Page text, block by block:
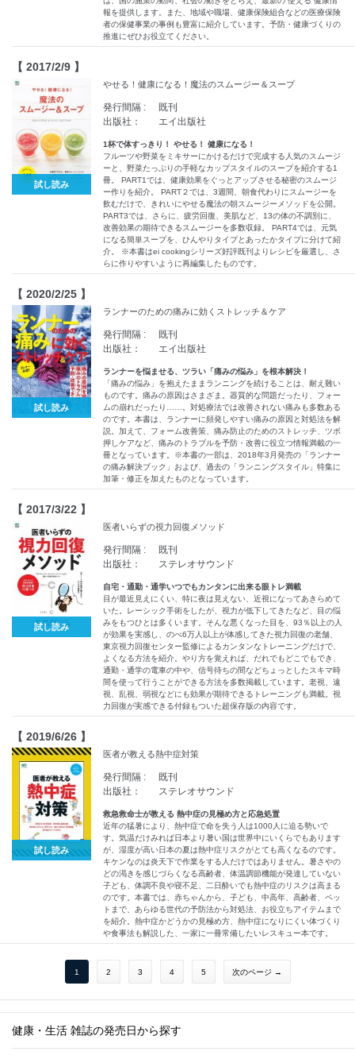
報を提供します。また、地域や職場、健康保険組合などの医療保険
者の保健事業の事例も豊富に紹介しています。予防・健康づくりの
推進にぜひお役立てください。
【 2017/2/9 】
試し読み
やせる！健康になる！魔法のスムージー＆スープ
発行間隔 :
既刊
出版社：
エイ出版社
1杯で体すっきり！ やせる！ 健康になる！
フルーツや野菜をミキサーにかけるだけで完成する人気のスムージ
ーと、野菜たっぷりの手軽なカップスタイルのスープを紹介する1
冊。 PART1では、健康効果をぐっとアップさせる秘密のスムージ
ー作りを紹介。 PART２では、3週間、朝食代わりにスムージーを
飲むだけで、きれいにやせる魔法の朝スムージーメソッドを公開。
PART3では、さらに、疲労回復、美肌など、13の体の不調別に、
改善効果の期待できるスムージーを多数収録。 PART4では、元気
になる簡単スープを、ひんやりタイプとあったかタイプに分けて紹
介。 ※本書はei cookingシリーズ好評既刊よりレシピを厳選し、さ
らに作りやすいように再編集したものです。
【 2020/2/25 】
試し読み
ランナーのための痛みに効くストレッチ＆ケア
発行間隔 :
既刊
出版社：
エイ出版社
ランナーを悩ませる、ツラい「痛みの悩み」を根本解決！
「痛みの悩み」を抱えたままランニングを続けることは、耐え難い
ものです。痛みの原因はさまざま。器質的な問題だったり、フォー
ムの崩れだったり……。対処療法では改善されない痛みも多数ある
のです。本書は、ランナーに頻発しやすい痛みの原因と対処法を解
説。加えて、フォーム改善策、痛み防止のためのストレッチ、ツボ
押しケアなど、痛みのトラブルを予防・改善に役立つ情報満載の一
冊となっています。※本書の一部は、2018年3月発売の「ランナー
の痛み解決ブック」および、過去の「ランニングスタイル」特集に
加筆・修正を加えたものとなっています。
【 2017/3/22 】
試し読み
医者いらずの視力回復メソッド
発行間隔 :
既刊
出版社：
ステレオサウンド
自宅・通勤・通学いつでもカンタンに出来る眼トレ満載
目が最近見えにくい、特に夜は見えない、近視になってあきらめて
いた。レーシック手術をしたが、視力が低下してきたなど、目の悩
みをもつひとは多くいます。そんな悪くなった目を、93％以上の人
が効果を実感し、のべ6万人以上が体感してきた視力回復の老舗、
東京視力回復センター監修によるカンタンなトレーニングだけで、
よくなる方法を紹介。やり方を覚えれば、だれでもどこでもでき、
通勤・通学の電車の中や、信号待ちの間などちょっとしたスキマ時
間を使って行うことができる方法を多数掲載しています。老視、遠
視、乱視、弱視などにも効果が期待できるトレーニングも満載。視
力回復が実感できる付録もついた超保存版の内容です。
【 2019/6/26 】
試し読み
医者が教える熱中症対策
発行間隔 :
既刊
出版社：
ステレオサウンド
救急救命士が教える 熱中症の見極め方と応急処置
近年の猛暑により、熱中症で命を失う人は1000人に迫る勢いで
す。気温だけみれば日本より暑い国は世界中にいくらでもあります
が、湿度が高い日本の夏は熱中症リスクがとても高くなるのです。
キケンなのは炎天下で作業をする人だけではありません。暑さやの
どの渇きを感じづらくなる高齢者、体温調節機能が発達していない
子ども、体調不良や寝不足、二日酔いでも熱中症のリスクは高まる
のです。本書では、赤ちゃんから、子ども、中高年、高齢者、ペッ
トまで、あらゆる世代の予防法から対処法、お役立ちアイテムまで
を紹介。熱中症かどうかの見極め方、熱中症になりにくい体づくり
や食事法も解説した、一家に一冊常備したいレスキュー本です。
1 2 3 4 5 次のページ →
健康・生活 雑誌の発売日から探す